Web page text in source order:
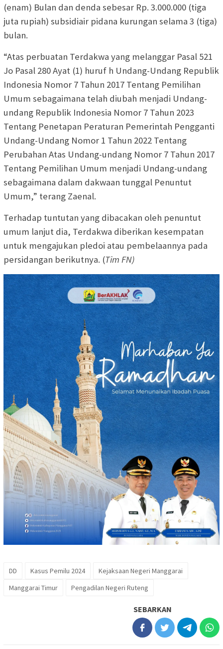
(enam) Bulan dan denda sebesar Rp. 3.000.000 (tiga
juta rupiah) subsidiair pidana kurungan selama 3 (tiga)
bulan.
“Atas perbuatan Terdakwa yang melanggar Pasal 521
Jo Pasal 280 Ayat (1) huruf h Undang-Undang Republik
Indonesia Nomor 7 Tahun 2017 Tentang Pemilihan
Umum sebagaimana telah diubah menjadi Undang-
undang Republik Indonesia Nomor 7 Tahun 2023
Tentang Penetapan Peraturan Pemerintah Pengganti
Undang-Undang Nomor 1 Tahun 2022 Tentang
Perubahan Atas Undang-undang Nomor 7 Tahun 2017
Tentang Pemilihan Umum menjadi Undang-undang
sebagaimana dalam dakwaan tunggal Penuntut
Umum,” terang Zaenal.
Terhadap tuntutan yang dibacakan oleh penuntut
umum lanjut dia, Terdakwa diberikan kesempatan
untuk mengajukan pledoi atau pembelaannya pada
persidangan berikutnya. (Tim FN)
DD Kasus Pemilu 2024
Kejaksaan Negeri Manggarai
Manggarai Timur
Pengadilan Negeri Ruteng
SEBARKAN